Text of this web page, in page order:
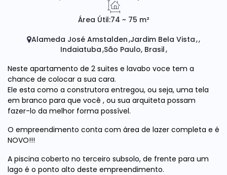
Área Útil:74 ~ 75 m²
Alameda José Amstalden Jardim Bela Vista
Indaiatuba São Paulo, Brasil
Neste apartamento de 2 suites e lavabo voce tem a
chance de colocar a sua cara.
Ele esta como a construtora entregou, ou seja, uma tela
em branco para que você , ou sua arquiteta possam
fazer-lo da melhor forma possível.
O empreendimento conta com área de lazer completa e é
NOVO!!!
A piscina coberto no terceiro subsolo, de frente para um
lago é o ponto alto deste empreendimento.